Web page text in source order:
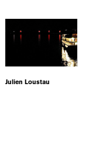
Julien Loustau